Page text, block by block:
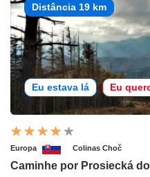
Distância 19 km
Eu estava lá Eu
Europa Colinas Choč
Caminhe por Prosiecká